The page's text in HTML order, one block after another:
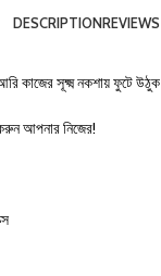
DESCRIPTION
কাজের সূক্ষ্ম নকশায় ফুটে
আপনার নিজের!